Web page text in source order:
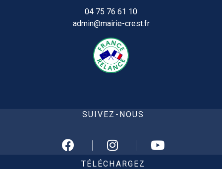
04 75 76 61 10
admin@mairie-crest.fr
SUIVEZ-NOUS
TÉLÉCHARGEZ